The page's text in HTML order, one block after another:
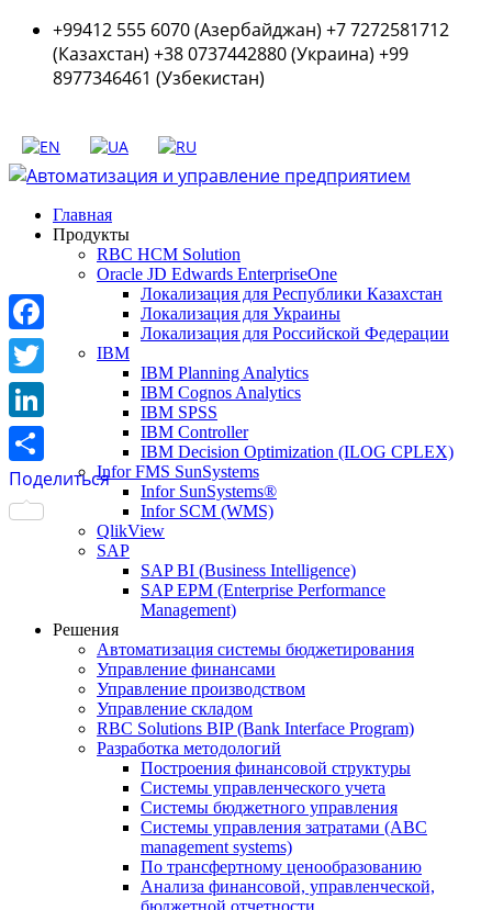
+99412 555 6070 (Азербайджан) +7 7272581712
(Казахстан) +38 0737442880 (Украина) +99
8977346461 (Узбекистан)
Главная
Продукты
RBC HCM Solution
Oracle JD Edwards EnterpriseOne
Локализация для Республики Казахстан
Локализация для Украины
Локализация для Российской Федерации
IBM
IBM Planning Analytics
IBM Cognos Analytics
IBM SPSS
IBM Controller
IBM Decision Optimization (ILOG CPLEX)
Infor FMS SunSystems
Infor SunSystems®
Infor SCM (WMS)
QlikView
SAP
SAP BI (Business Intelligence)
SAP EPM (Enterprise Performance
Management)
Решения
Автоматизация системы бюджетирования
Управление финансами
Управление производством
Управление складом
RBC Solutions BIP (Bank Interface Program)
Разработка методологий
Построения финансовой структуры
Системы управленческого учета
Системы бюджетного управления
Системы управления затратами (АBC
management systems)
По трансфертному ценообразованию
Анализа финансовой, управленческой,
бюджетной отчетности
Facebook
Twitter
LinkedIn
Поделиться